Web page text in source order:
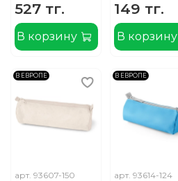
527 тг.
В корзину
149 тг.
В корзину
В ЕВРОПЕ
арт. 93607-150
В ЕВРОПЕ
арт.93614-124